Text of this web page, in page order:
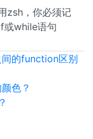
zsh，你必须记
或while语句
的function区别
色？